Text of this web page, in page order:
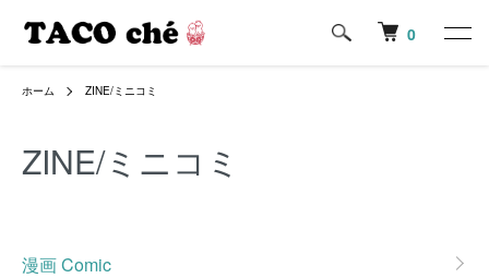
0
ホーム ZINE/ミニコミ
ZINE/ミニコミ
漫画 Comic